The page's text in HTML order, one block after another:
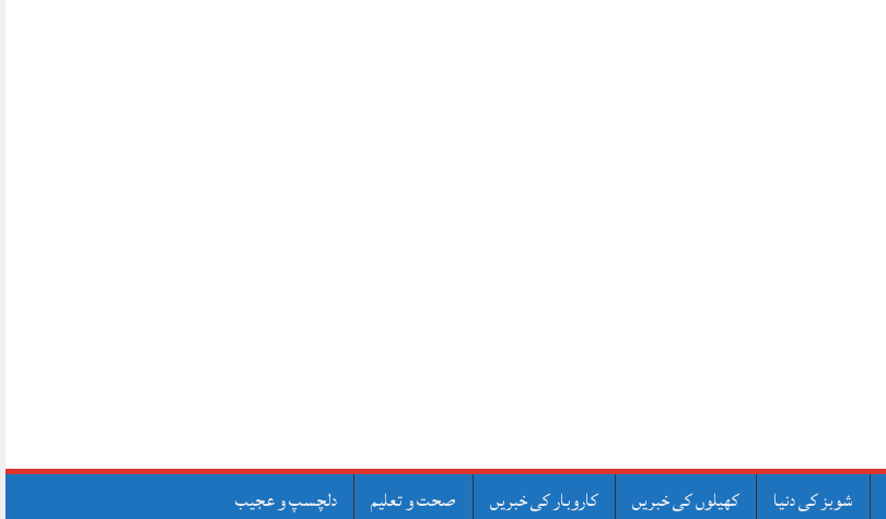
شوبز کی دنیا کھیلوں کی خبریں کاروبار کی خبریں صحت و تعلیم دلچسپ و عجیب